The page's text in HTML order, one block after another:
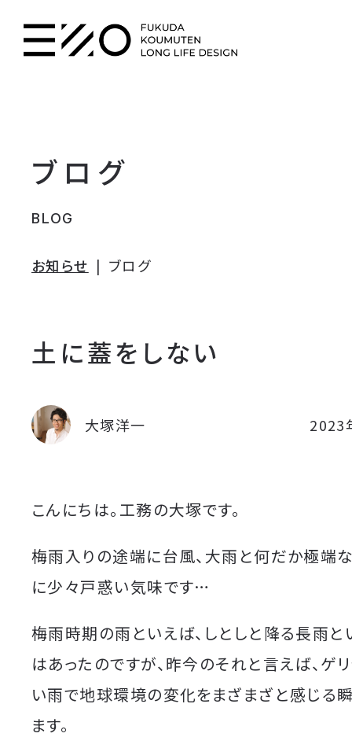
ブログ
BLOG
お知らせ ブログ
土に蓋をしない
2023
大塚洋一
こんにちは。工務の大塚です。
梅雨入りの途端に台風、大雨と何だか極端
に少々戸惑い気味です…
梅雨時期の雨といえば、しとしと降る長雨と
はあったのですが、昨今のそれと言えば、ゲ
い雨で地球環境の変化をまざまざと感じる
ます。